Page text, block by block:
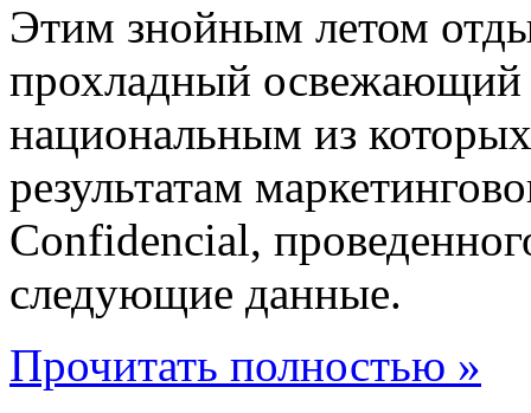
Этим знойным летом
прохладный освежающий
национальным из
результатам
Confidencial,
следующие данные.
Прочитать полностью »